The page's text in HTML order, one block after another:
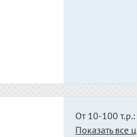
От 10-100 т.р.:
Показать все